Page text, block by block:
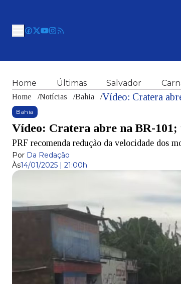
Home Últimas Salvador
Home /Notícias /Bahia /Vídeo: Cratera
Bahia
Vídeo: Cratera abre na BR-
PRF recomenda redução da velocidade dos
Por Da Redação
Às14/01/2025 | 21:00h